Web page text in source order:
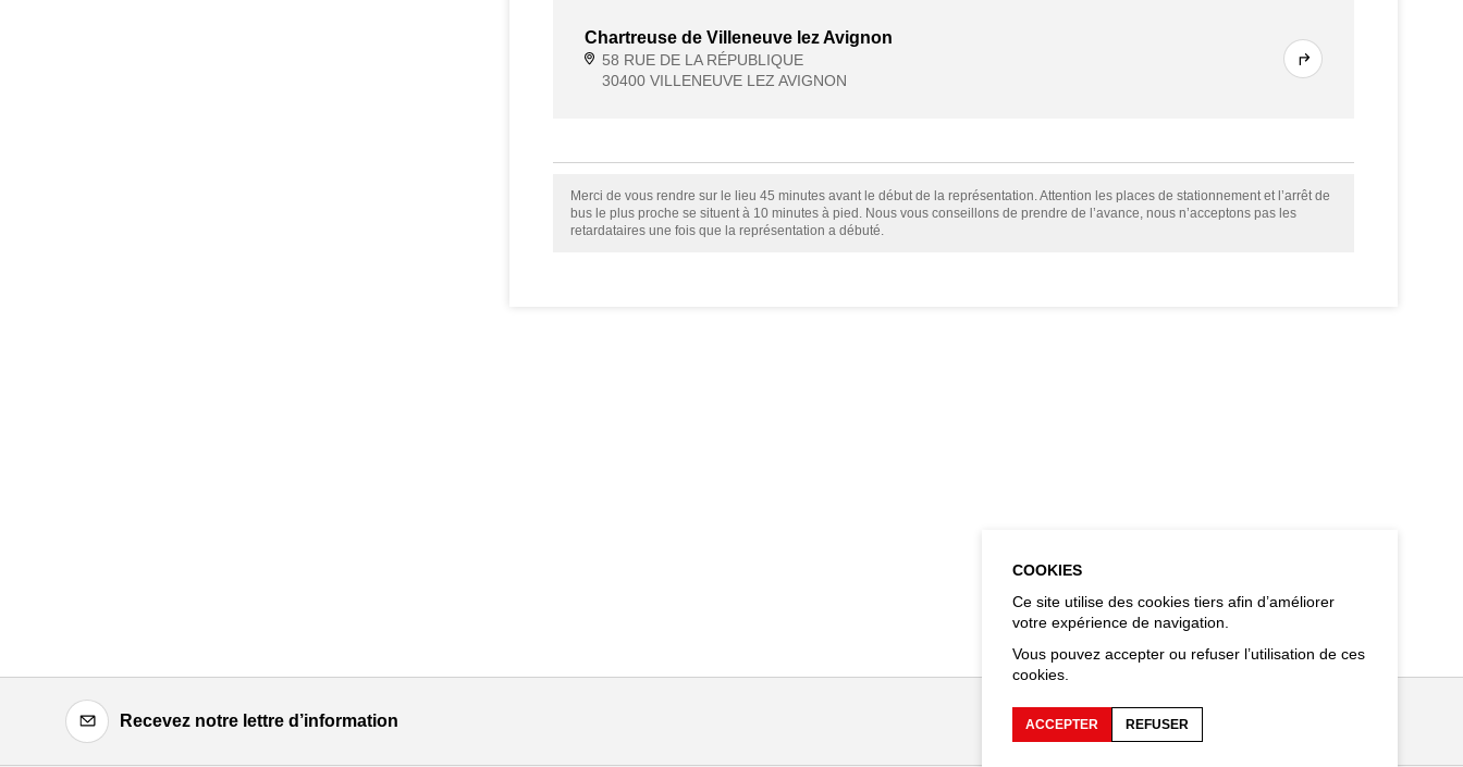
Chartreuse de Villeneuve lez Avignon
58 RUE DE LA RÉPUBLIQUE
30400 VILLENEUVE LEZ AVIGNON
Merci de vous rendre sur le lieu 45 minutes avant le début de la représentation. Attention les places de stationnement et l’arrêt de
bus le plus proche se situent à 10 minutes à pied. Nous vous conseillons de prendre de l’avance, nous n’acceptons pas les
retardataires une fois que la représentation a débuté.
Recevez notre lettre d’information
COOKIES
Ce site utilise des cookies tiers afin d’améliorer
votre expérience de navigation.
Vous pouvez accepter ou refuser l’utilisation de ces
cookies.
ACCEPTER REFUSER